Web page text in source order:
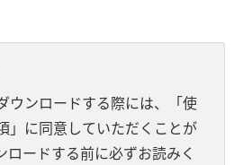
ウンロードする際には、「使
」に同意していただくことが
ロードする前に必ずお読みく